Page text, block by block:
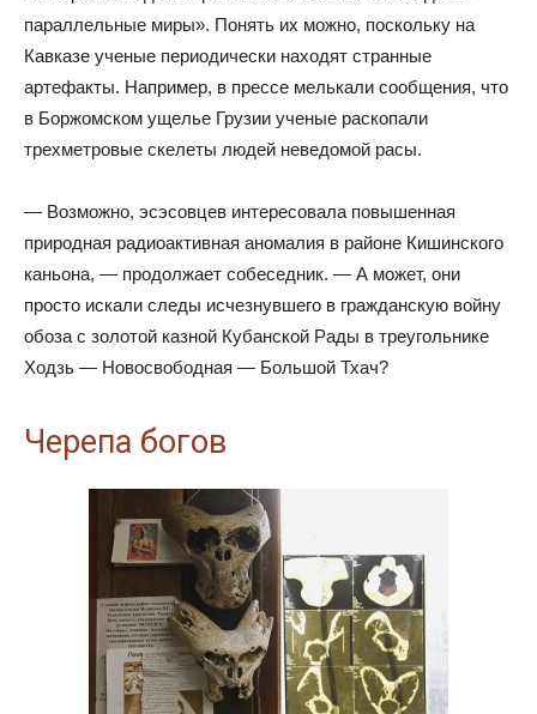
параллельные миры». Понять их можно, поскольку на
Кавказе ученые периодически находят странные
артефакты. Например, в прессе мелькали сообщения, что
в Боржомском ущелье Грузии ученые раскопали
трехметровые скелеты людей неведомой расы.
— Возможно, эсэсовцев интересовала повышенная
природная радиоактивная аномалия в районе Кишинского
каньона, — продолжает собеседник. — А может, они
просто искали следы исчезнувшего в гражданскую войну
обоза с золотой казной Кубанской Рады в треугольнике
Ходзь — Новосвободная — Большой Тхач?
Черепа богов